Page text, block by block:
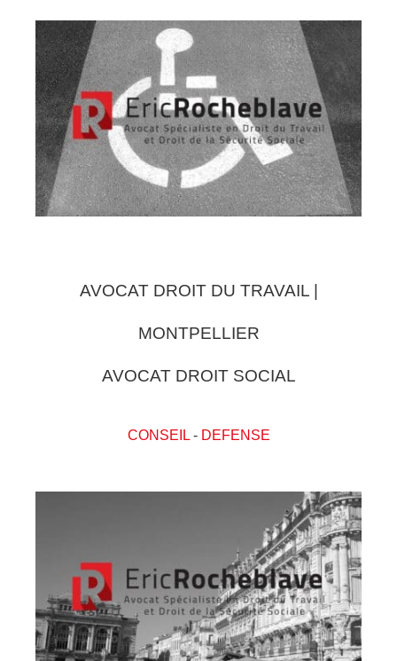
AVOCAT DROIT DU TRAVAIL |
MONTPELLIER
AVOCAT DROIT SOCIAL
CONSEIL- DEFENSE